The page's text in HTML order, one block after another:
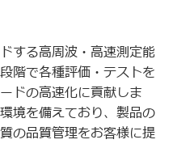
する高周波・高速測定能
階で各種評価・テストを
ドの高速化に貢献しま
境を備えており、製品の
の品質管理をお客様に提